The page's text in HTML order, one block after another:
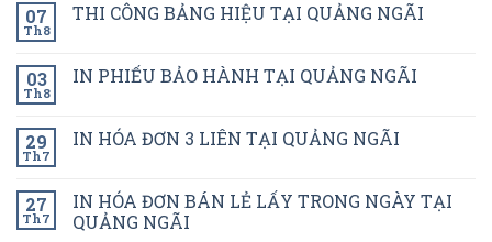
07
Th8
THI CÔNG BẢNG HIỆU TẠI QUẢNG NGÃI
03
Th8
IN PHIẾU BẢO HÀNH TẠI QUẢNG NGÃI
29
Th7
IN HÓA ĐƠN 3 LIÊN TẠI QUẢNG NGÃI
27
Th7
IN HÓA ĐƠN BÁN LẺ LẤY TRONG NGÀY TẠI
QUẢNG NGÃI